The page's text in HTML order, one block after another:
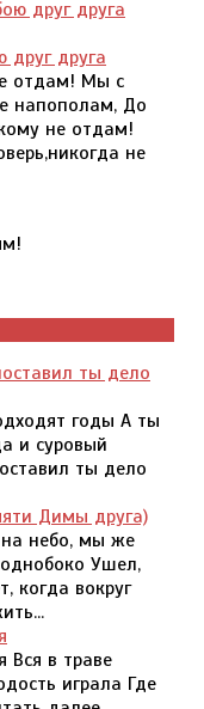
друга
отдам! Мы с
напополам, До
не отдам!
не
ты дело
годы А ты
и суровый
ты дело
Димы друга)
на небо, мы же
Ушел,
когда вокруг
Вся в траве
играла Где